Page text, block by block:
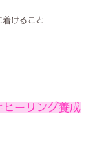
けること
ーリング養成